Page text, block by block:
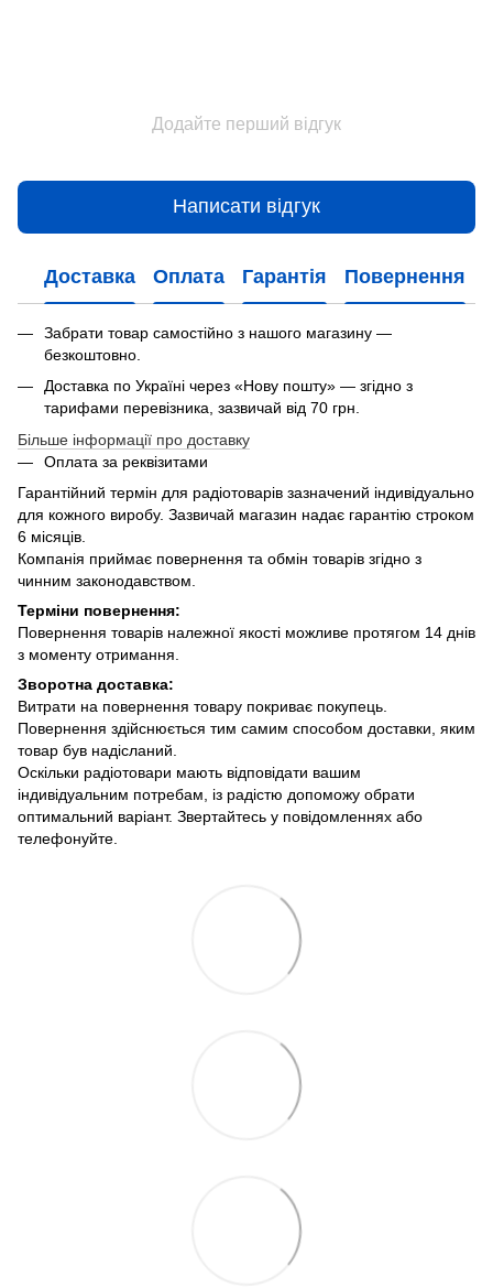
Додайте перший відгук
Написати відгук
Доставка Оплата Гарантія Повернення
Забрати товар самостійно з нашого магазину —
безкоштовно.
Доставка по Україні через «Нову пошту» — згідно з
тарифами перевізника, зазвичай від 70 грн.
Більше інформації про доставку
Оплата за реквізитами
Гарантійний термін для радіотоварів зазначений індивідуально
для кожного виробу. Зазвичай магазин надає гарантію строком
6 місяців.
Компанія приймає повернення та обмін товарів згідно з
чинним законодавством.
Терміни повернення:
Повернення товарів належної якості можливе протягом 14 днів
з моменту отримання.
Зворотна доставка:
Витрати на повернення товару покриває покупець.
Повернення здійснюється тим самим способом доставки, яким
товар був надісланий.
Оскільки радіотовари мають відповідати вашим
індивідуальним потребам, із радістю допоможу обрати
оптимальний варіант. Звертайтесь у повідомленнях або
телефонуйте.